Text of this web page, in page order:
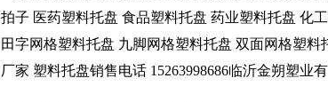
拍子 医药塑料托盘 食品塑料托盘 药业塑料托盘 化
田字网格塑料托盘 九脚网格塑料托盘 双面网格塑
厂家 塑料托盘销售电话 15263998686临沂金朔塑业